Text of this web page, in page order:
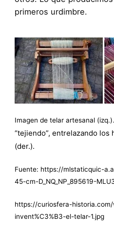
primeros urdimbre.
Imagen de telar artesanal (izq.).
“tejiendo”, entrelazando
(der.).
Fuente: https://mlstaticquic-
45-cm-D_NQ_NP_895619-
https://curiosfera-
invent%C3%B3-el-telar-1.jpg